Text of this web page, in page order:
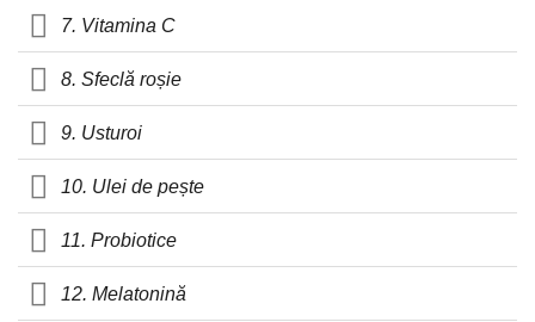
7. Vitamina C
8. Sfeclă roșie
9. Usturoi
10. Ulei de pește
11. Probiotice
12. Melatonină